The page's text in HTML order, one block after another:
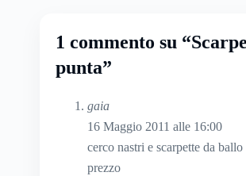
1 commento su
punta”
gaia
16 Maggio 2011 alle 16:00
cerco nastri e scarpette da
prezzo